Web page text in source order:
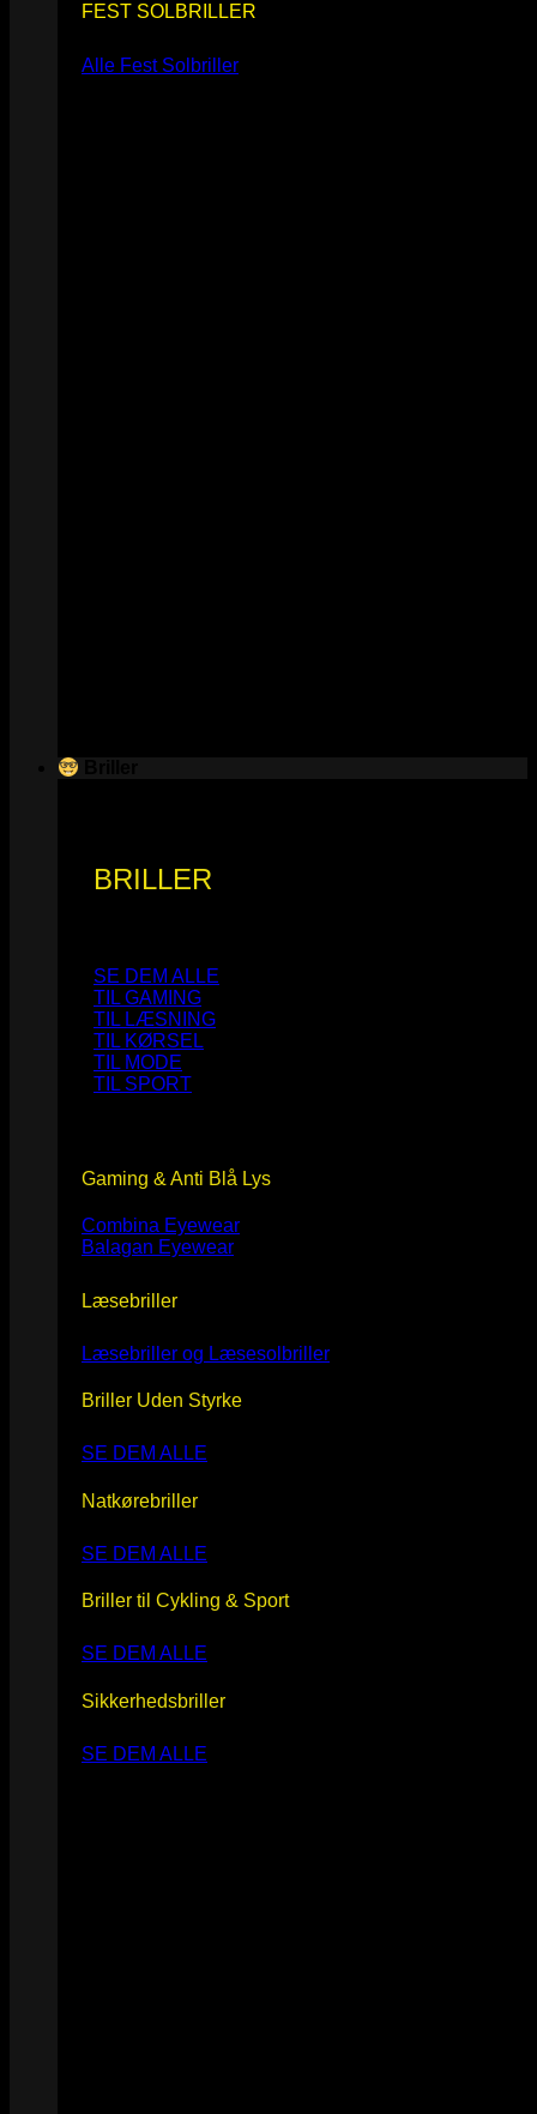
FEST SOLBRILLER
Alle Fest Solbriller
BRILLER
SE DEM ALLE
TIL GAMING
TIL LÆSNING
TIL KØRSEL
TIL MODE
TIL SPORT
Gaming & Anti Blå Lys
Combina Eyewear
Balagan Eyewear
Læsebriller
Læsebriller og Læsesolbriller
Briller Uden Styrke
SE DEM ALLE
Natkørebriller
SE DEM ALLE
Briller til Cykling & Sport
SE DEM ALLE
Sikkerhedsbriller
SE DEM ALLE